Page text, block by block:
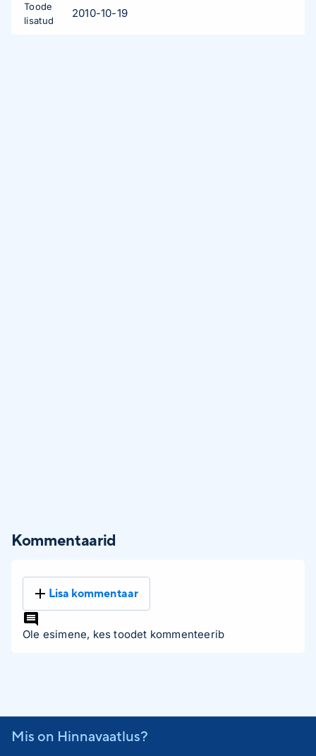
Toode
lisatud
2010-10-19
Kommentaarid
Lisa kommentaar
Ole esimene, kes toodet kommenteerib
Mis on Hinnavaatlus?